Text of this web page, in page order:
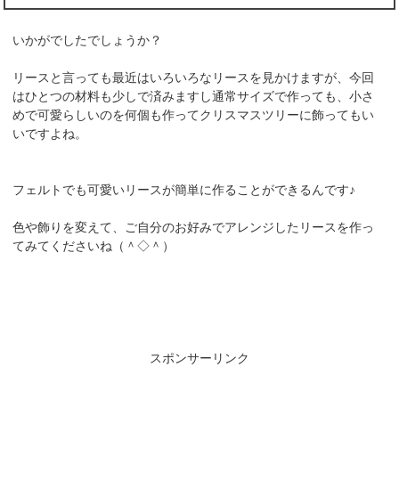
いかがでしたでしょうか？
リースと言っても最近はいろいろなリースを見かけますが、今回
はひとつの材料も少しで済みますし通常サイズで作っても、小さ
めで可愛らしいのを何個も作ってクリスマスツリーに飾ってもい
いですよね。
フェルトでも可愛いリースが簡単に作ることができるんです♪
色や飾りを変えて、ご自分のお好みでアレンジしたリースを作っ
てみてくださいね（＾◇＾）
スポンサーリンク